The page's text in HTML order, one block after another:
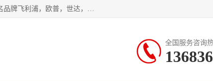
北京汇翔通泰建材有限公司，专业配送水暖器材、照明灯具、五金交电等维修物资，涉及国内外知名品牌飞利浦，欧普，世达，博士，九牧，公牛等物资。能充分满足物业、学校、酒店、工厂、部队等多领域的采购需求，提供一站式配送服务。
全国服务咨询